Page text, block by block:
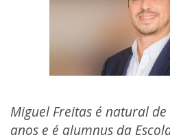
Miguel Freitas é natural
anos e é alumnus da